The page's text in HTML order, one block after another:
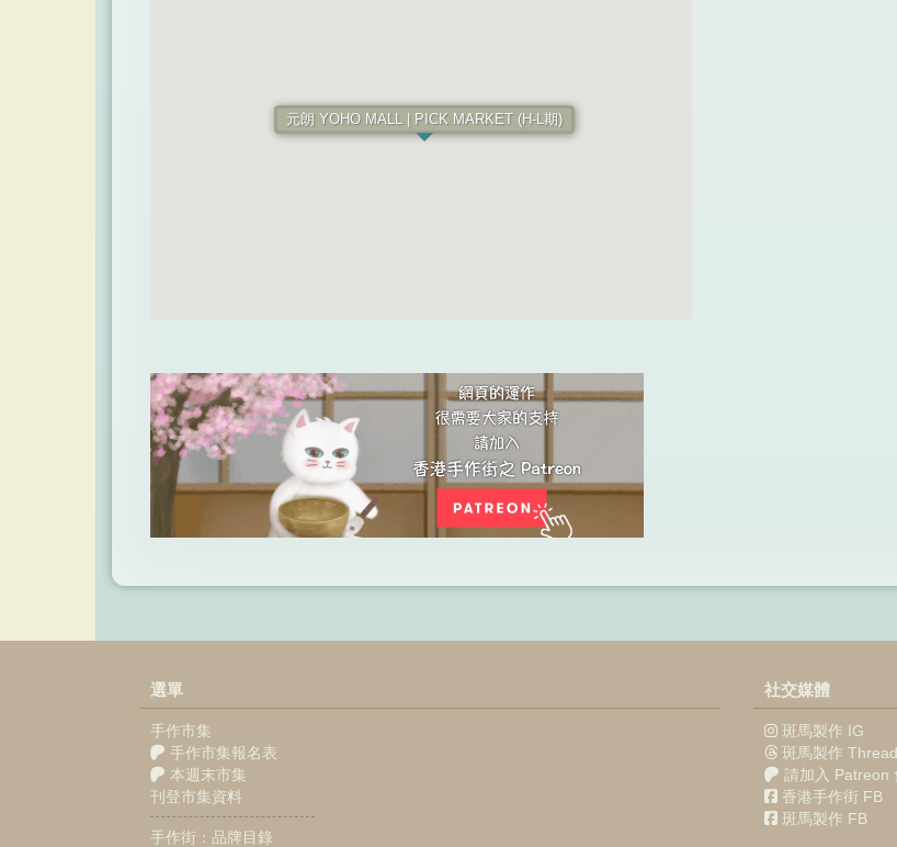
元朗 YOHO MALL | PICK MARKET (H-L期)
選單
手作市集
手作市集報名表
本週末市集
刊登市集資料
手作街：品牌目錄
社交媒體
斑馬製作 IG
斑馬製作
請加入 Patreon
香港手作街 FB
斑馬製作 FB